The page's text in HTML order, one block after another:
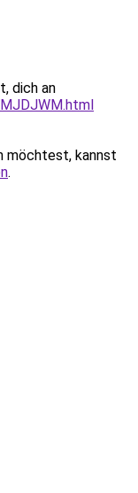
dich an
möchtest, kannst
.